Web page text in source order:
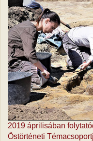
2019 áprilisában
Őstörténeti